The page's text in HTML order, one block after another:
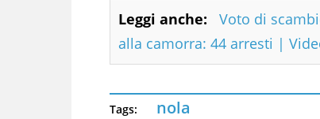
Leggi anche:
Voto di
alla camorra: 44 arresti |
Tags: nola